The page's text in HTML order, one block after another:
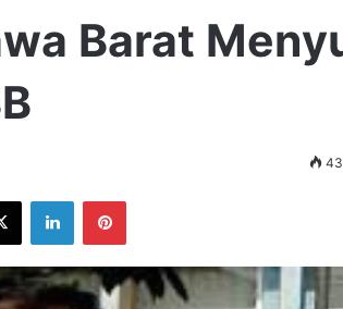
Barat
43
X LinkedInPinterest